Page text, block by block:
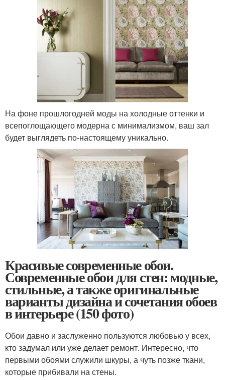
На фоне прошлогодней моды на холодные оттенки и
всепоглощающего модерна с минимализмом, ваш зал
будет выглядеть по-настоящему уникально.
Красивые современные обои.
Современные обои для стен: модные,
стильные, а также оригинальные
варианты дизайна и сочетания обоев
в интерьере (150 фото)
Обои давно и заслуженно пользуются любовью у всех,
кто задумал или уже делает ремонт. Интересно, что
первыми обоями служили шкуры, а чуть позже ткани,
которые прибивали на стены.